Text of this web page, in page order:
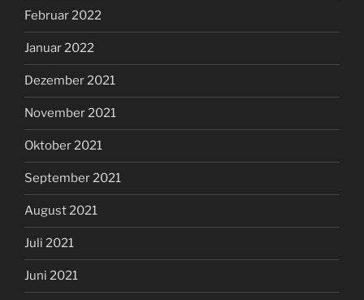
Februar 2022
Januar 2022
Dezember 2021
November 2021
Oktober 2021
September 2021
August 2021
Juli 2021
Juni 2021